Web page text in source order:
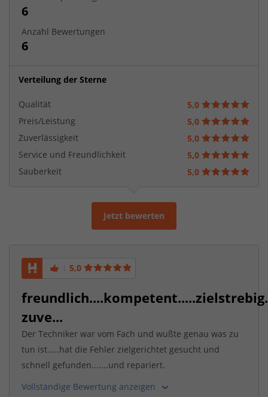
6
Anzahl Bewertungen
6
Verteilung der Sterne
Qualität
5,0
Preis/Leistung
5,0
Zuverlässigkeit
5,0
Service und Freundlichkeit
5,0
Sauberkeit
5,0
Jetzt bewerten
5,0
zuve...
Der Techniker war vom Fach und wußte genau was zu
tun ist.....hat die Fehler zielgerichtet gesucht und
schnell gefunden.......und repariert.
Vollständige Bewertung anzeigen